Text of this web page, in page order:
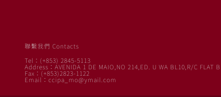
聯繫我們 Contacts
Tel：(+853) 2845-5113
Address：AVENIDA 1 DE MAIO,NO 214,ED. U WA BL10,R/C FLAT B
Fax：(+853)2823-1122
Email：ccipa_mo@ymail.com